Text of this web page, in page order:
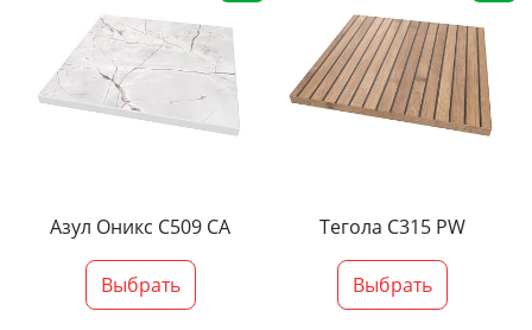
Азул Оникс С509 СА
Выбрать
Тегола С315 PW
Выбрать